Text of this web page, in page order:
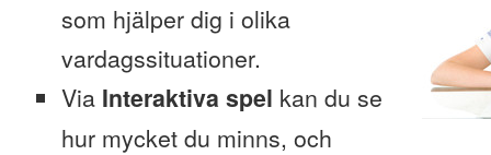
som hjälper dig i olika
vardagssituationer.
Via Interaktiva spel kan du se
hur mycket du minns, och